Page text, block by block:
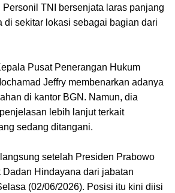
TNI bersenjata laras panjang
di sekitar lokasi sebagai bagian dari
Pusat Penerangan Hukum
Jeffry membenarkan adanya
di kantor BGN. Namun, dia
lebih lanjut terkait
sedang ditangani.
setelah Presiden Prabowo
Dadan Hindayana dari jabatan
(02/06/2026). Posisi itu kini diisi